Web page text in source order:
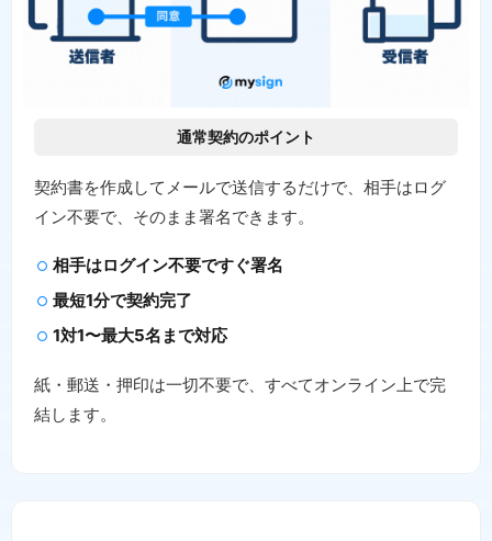
通常契約のポイント
契約書を作成してメールで送信するだけで、相手はログ
イン不要で、そのまま署名できます。
相手はログイン不要ですぐ署名
最短1分で契約完了
1対1〜最大5名まで対応
紙・郵送・押印は一切不要で、すべてオンライン上で完
結します。